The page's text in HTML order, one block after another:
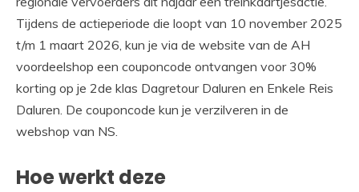
Tijdens de actieperiode die loopt van 10 november 2025
t/m 1 maart 2026, kun je via de website van de AH
voordeelshop een couponcode ontvangen voor 30%
korting op je 2de klas Dagretour Daluren en Enkele Reis
Daluren. De couponcode kun je verzilveren in de
webshop van NS.
Hoe werkt deze